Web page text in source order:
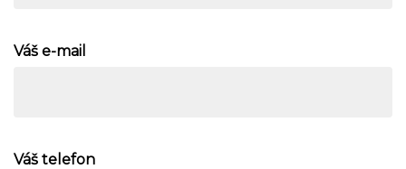
Váš e-mail
Váš telefon